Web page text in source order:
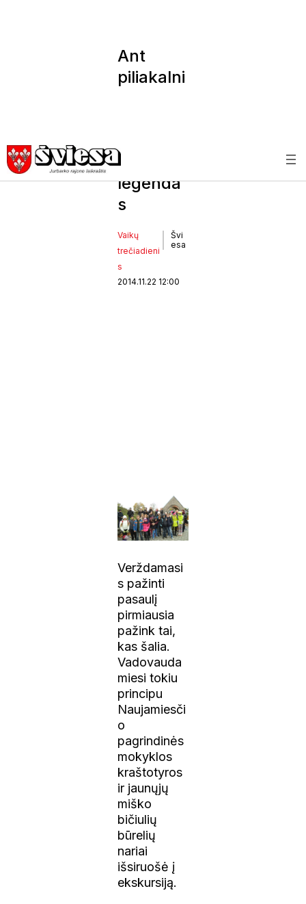
Ant
piliakalni
naujas
legenda
s
Vaikų
trečiadieni
s
Švi
esa
2014.11.22 12:00
Verždamasi
s pažinti
pasaulį
pirmiausia
pažink tai,
kas šalia.
Vadovauda
miesi tokiu
principu
Naujamiesči
o
pagrindinės
mokyklos
kraštotyros
ir jaunųjų
miško
bičiulių
būrelių
nariai
išsiruošė į
ekskursiją.